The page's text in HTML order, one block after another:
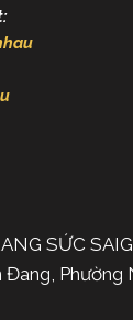
SỨC
Phường